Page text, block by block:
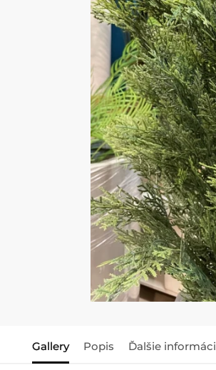
Gallery Popis Ďalšie